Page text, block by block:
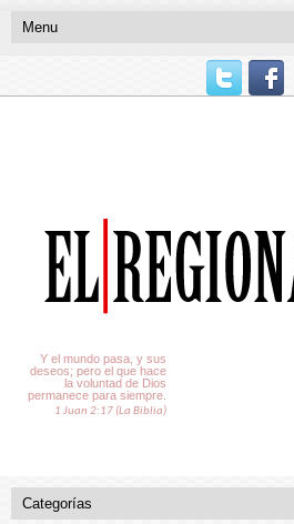
Y el mundo pasa, y sus
deseos; pero el que hace
la voluntad de Dios
permanece para siempre.
1 Juan 2:17 (La Biblia)